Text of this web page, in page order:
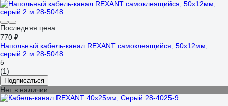
Последняя цена
770 ₽
Напольный кабель-канал REXANT самоклеящийся, 50x12мм,
серый 2 м 28-5048
5
(1)
Подписаться
Нет в наличии